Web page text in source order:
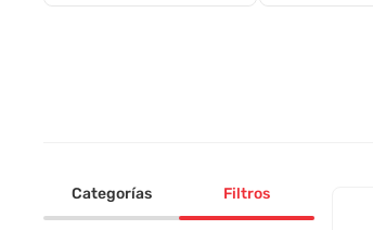
Categorías Filtros